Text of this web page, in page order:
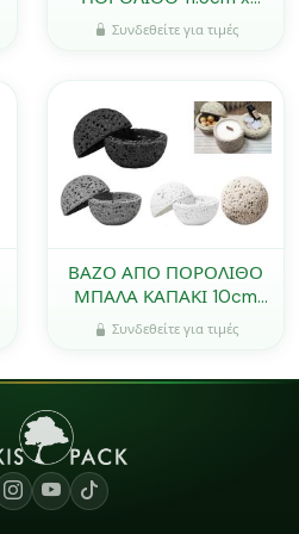
3.8cm 0515351
Συνδεθείτε για τιμές
ΒΑΖΟ ΑΠΟ ΠΟΡΟΛΙΘΟ
ΜΠΑΛΑ ΚΑΠΑΚΙ 10cm
0515353
Συνδεθείτε για τιμές